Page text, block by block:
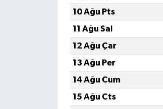
10 Ağu Pts
11 Ağu Sal
12 Ağu Çar
13 Ağu Per
14 Ağu Cum
15 Ağu Cts